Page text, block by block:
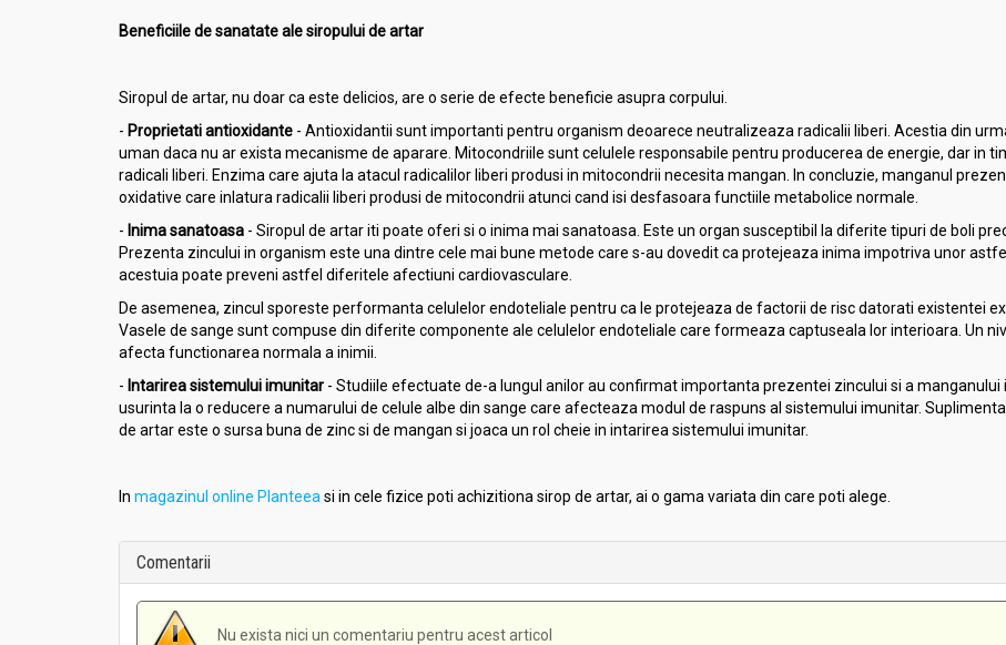
Beneficiile de sanatate ale siropului de artar
Siropul de artar, nu doar ca este delicios, are o serie de efecte beneficie asupra corpului.
- Proprietati antioxidante - Antioxidantii sunt importanti pentru organism deoarece neutralizeaza radicalii liberi. Acestia din
uman daca nu ar exista mecanisme de aparare. Mitocondriile sunt celulele responsabile pentru producerea de energie, dar in
radicali liberi. Enzima care ajuta la atacul radicalilor liberi produsi in mitocondrii necesita mangan. In concluzie, manganul
oxidative care inlatura radicalii liberi produsi de mitocondrii atunci cand isi desfasoara functiile metabolice normale.
- Inima sanatoasa - Siropul de artar iti poate oferi si o inima mai sanatoasa. Este un organ susceptibil la diferite tipuri de boli
Prezenta zincului in organism este una dintre cele mai bune metode care s-au dovedit ca protejeaza inima impotriva unor
acestuia poate preveni astfel diferitele afectiuni cardiovasculare.
De asemenea, zincul sporeste performanta celulelor endoteliale pentru ca le protejeaza de factorii de risc datorati existentei
Vasele de sange sunt compuse din diferite componente ale celulelor endoteliale care formeaza captuseala lor interioara. Un
afecta functionarea normala a inimii.
- Intarirea sistemului imunitar - Studiile efectuate de-a lungul anilor au confirmat importanta prezentei zincului si a
usurinta la o reducere a numarului de celule albe din sange care afecteaza modul de raspuns al sistemului imunitar.
de artar este o sursa buna de zinc si de mangan si joaca un rol cheie in intarirea sistemului imunitar.
In magazinul online Planteea si in cele fizice poti achizitiona sirop de artar, ai o gama variata din care poti alege.
Comentarii
Nu exista nici un comentariu pentru acest articol